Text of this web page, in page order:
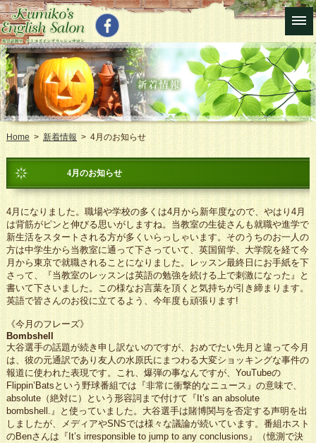
Home > 新着情報 > 4月のお知らせ
4月のお知らせ
4月になりました。職場や学校の多くは4月から新年度なので、やはり4月
は背筋がピンと伸びる思いがしますね。当教室の生徒さんも就職や進学で
新生活をスタートされる方が多くいらっしゃいます。そのうちのお一人の
方は中学生から当教室に通って下さっていて、英国留学、大学院を経て今
月から東京で就職されることになりました。レッスン最終日にお手紙を下
さって、『当教室のレッスンは英語の勉強を続ける上で刺激になった』と
書いて下さいました。この様なお言葉を頂くと気持ちが引き締まります。
英語で皆さんのお役に立てるよう、今年度も頑張ります!
《今月のフレーズ》
Bombshell
大谷選手の話題が続き申し訳ないのですが、おめでたい先月と違って今月
は、彼の元通訳であり友人の水原氏にまつわる大変ショッキングな事件の
報道に使われた表現です。これ、爆弾の事なんですが、YouTubeの
Flippin’Batsという野球番組では『非常に衝撃的なニュース』の意味で、
absolute（絶対に）という形容詞まで付けて『It’s an absolute
bombshell.』と使っていました。大谷選手は賭博関与を否定する声明を出
しましたが、メディアやSNSでは様々な議論が続いています。番組ホスト
のBenさんは『It’s irresponsible to jump to any conclusions』（憶測で決